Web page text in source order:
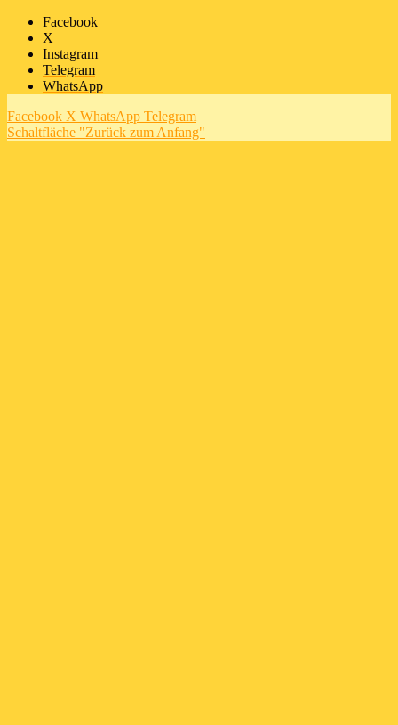
Facebook
X
Instagram
Telegram
WhatsApp
Facebook X WhatsApp Telegram
Schaltfläche "Zurück zum Anfang"